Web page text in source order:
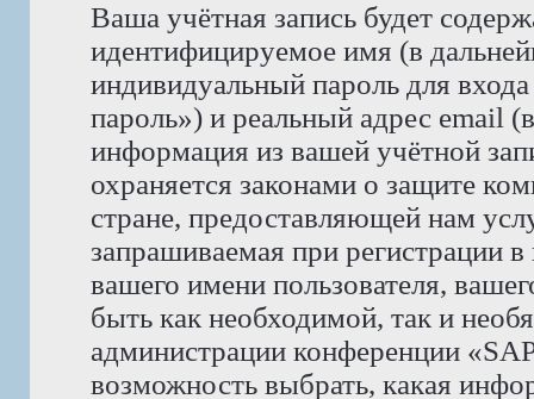
Ваша учётная запись будет
идентифицируемое имя (в
индивидуальный пароль для
пароль») и реальный адрес email
информация из вашей учётной
охраняется законами о защите
стране, предоставляющей нам
запрашиваемая при регистрации
вашего имени пользователя,
быть как необходимой, так и
администрации конференции
возможность выбрать, какая